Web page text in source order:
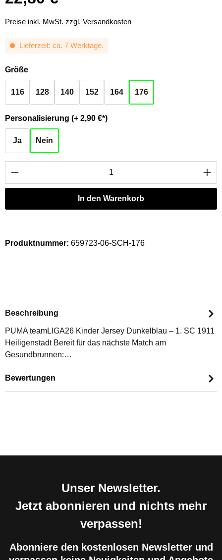
Preise inkl. MwSt. zzgl. Versandkosten
Lieferzeit: ca. 7 Werktage.
Größeauswählen
116 128 140 152 164 176
Personalisierung (+ 2,90 €*)auswählen
Ja Nein
Produkt Anzahl: Gib den gewünschten
In den Warenkorb
Produktnummer: 659723-06-SCH-176
Beschreibung
PUMA teamLIGA26 Kinder Jersey Dunkelblau – 1. SC 1911
Heiligenstadt Bereit für das nächste Match am
Gesundbrunnen:…
Bewertungen
Unser Newsletter.
Jetzt abonnieren und nichts mehr
verpassen!
Abonniere den kostenlosen Newsletter und